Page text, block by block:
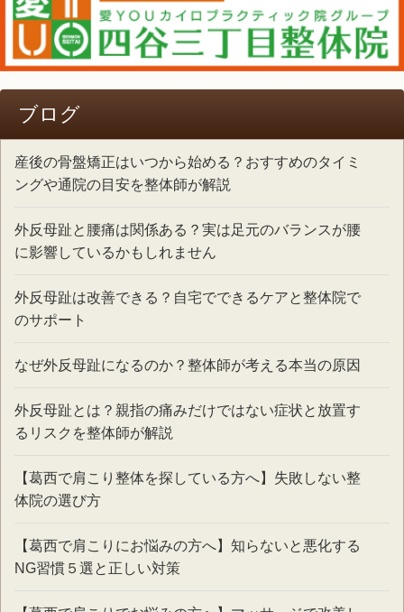
ブログ
産後の骨盤矯正はいつから始める？おすすめのタイミ
ングや通院の目安を整体師が解説
外反母趾と腰痛は関係ある？実は足元のバランスが腰
に影響しているかもしれません
外反母趾は改善できる？自宅でできるケアと整体院で
のサポート
なぜ外反母趾になるのか？整体師が考える本当の原因
外反母趾とは？親指の痛みだけではない症状と放置す
るリスクを整体師が解説
【葛西で肩こり整体を探している方へ】失敗しない整
体院の選び方
【葛西で肩こりにお悩みの方へ】知らないと悪化する
NG習慣５選と正しい対策